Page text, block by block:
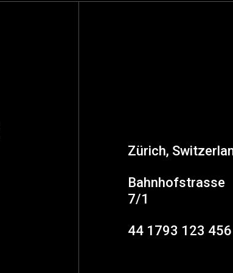
Zürich,
Bahnhofstrasse
7/1
44 1793 123 456